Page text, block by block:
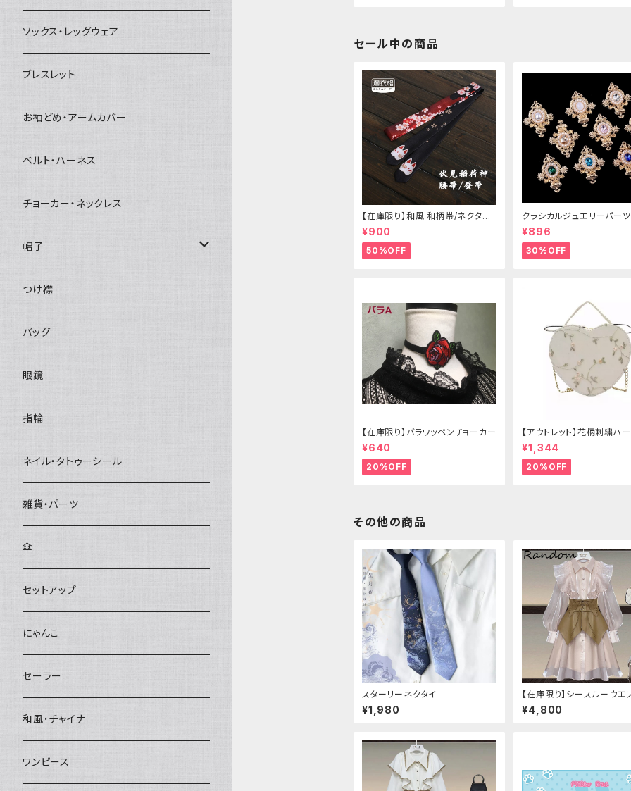
セール中の商品
【在庫限り】和風 和柄帯/ネクタイ/
リボン（狐面/金魚
¥900
50%OFF
クラシカルジュエリーパーツ
¥896
30%OFF
【在庫限り】バラワッペンチョーカー
¥640
20%OFF
【アウトレット】花柄刺繍ハ
グ
¥1,344
20%OFF
その他の商品
スターリーネクタイ
¥1,980
【在庫限り】シースルーウエ
ルトワンピースセットアップ（
ピンク：Lサイズ
¥4,800
ソックス・レッグウェア
ブレスレット
お袖どめ・アームカバー
ベルト・ハーネス
チョーカー・ネックレス
帽子
ベレー帽
つけ襟
バッグ
眼鏡
指輪
ネイル・タトゥーシール
雑貨・パーツ
傘
セットアップ
にゃんこ
セーラー
和風･チャイナ
ワンピース